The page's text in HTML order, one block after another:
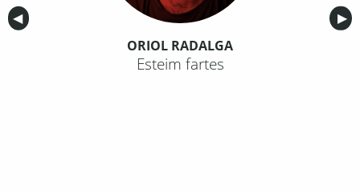
Anterior
◀︎ ▶︎
ORIOL RADALGA
Esteim fartes